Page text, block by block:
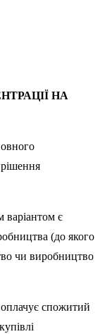
НА
варіантом є
(до якого
чи виробництво
спожитий